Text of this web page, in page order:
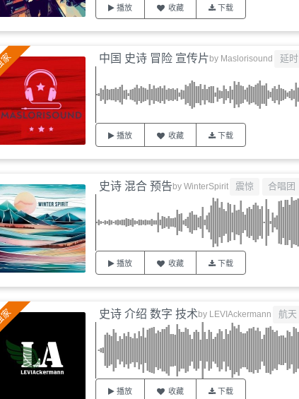
播放 收藏 下载
中国 史诗 冒险 宣传片by Maslorisound 延时
播放 收藏 下载
史诗 混合 预告by WinterSpirit 震惊 合唱团
播放 收藏 下载
史诗 介绍 数字 技术by LEVIAckermann 航天
播放 收藏 下载